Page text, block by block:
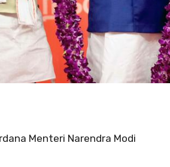
Menteri Narendra Modi